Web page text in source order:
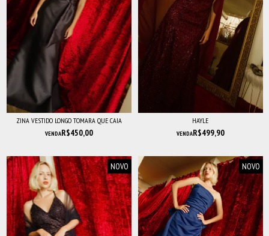
ZINA VESTIDO LONGO TOMARA QUE CAIA
VENDAR$450,00
HAYLE
VENDAR$499,90
NOVO NOVO